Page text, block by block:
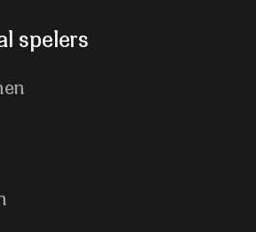
spelers